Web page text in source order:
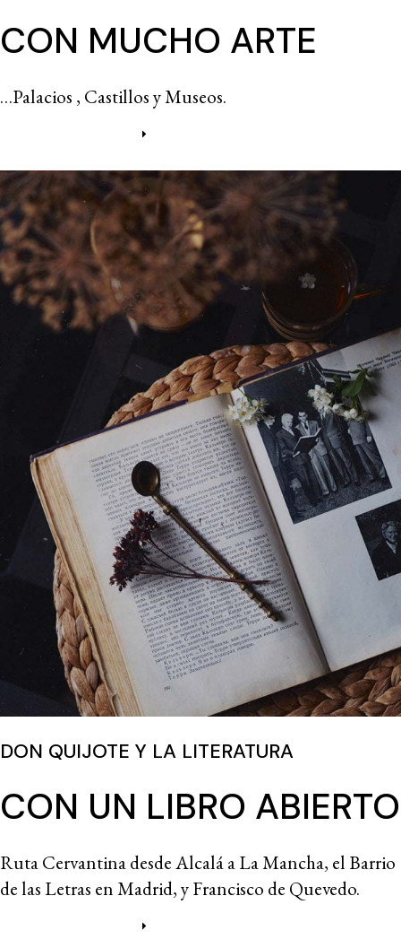
CON MUCHO ARTE
…Palacios , Castillos y Museos.
DON QUIJOTE Y LA LITERATURA
CON UN LIBRO ABIERTO
Ruta Cervantina desde Alcalá a La Mancha, el Barrio
de las Letras en Madrid, y Francisco de Quevedo.